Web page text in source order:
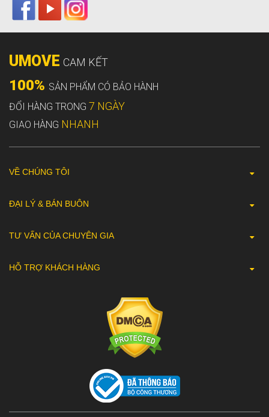
UMOVE CAM KẾT
100% SẢN PHẨM CÓ BẢO HÀNH
ĐỔI HÀNG TRONG 7 NGÀY
GIAO HÀNG NHANH
VỀ CHÚNG TÔI
ĐẠI LÝ & BÁN BUÔN
TƯ VẤN CỦA CHUYÊN GIA
HỖ TRỢ KHÁCH HÀNG